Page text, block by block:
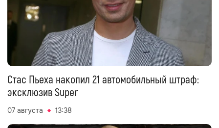
Стас Пьеха накопил 21 автомобильный штраф:
эксклюзив Super
07 августа 13:38